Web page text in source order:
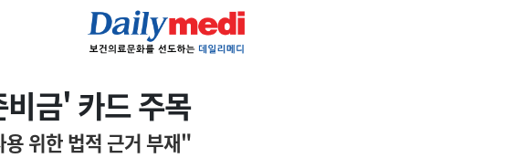
금' 카드 주목
위한 법적 근거 부재"